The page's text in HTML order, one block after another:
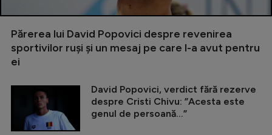
Părerea lui David Popovici despre revenirea
sportivilor ruși și un mesaj pe care l-a avut pentru
ei
David Popovici, verdict fără rezerve
despre Cristi Chivu: ”Acesta este
genul de persoană...”